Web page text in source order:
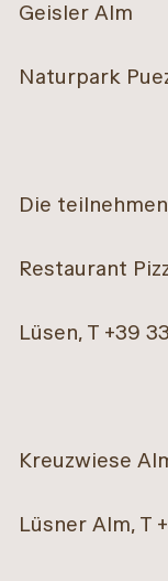
Geisler Alm
Naturpark
Die
Restaurant
Lüsen, T +39
Kreuzwiese
Lüsner Alm, T